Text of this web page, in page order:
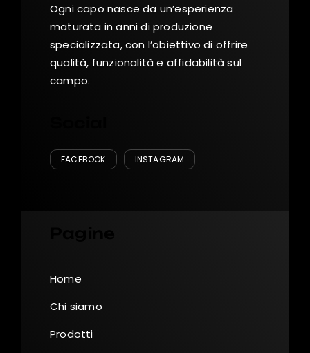
Ogni capo nasce da un’esperienza
maturata in anni di produzione
specializzata, con l’obiettivo di offrire
qualità, funzionalità e affidabilità sul
campo.
FACEBOOK INSTAGRAM
Home
Chi siamo
Prodotti